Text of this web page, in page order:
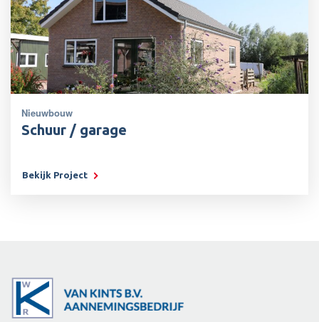
Nieuwbouw
Schuur / garage
Bekijk Project